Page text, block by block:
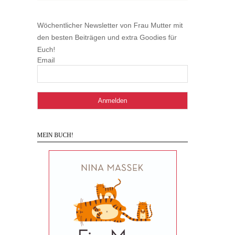
Wöchentlicher Newsletter von Frau Mutter mit
den besten Beiträgen und extra Goodies für
Euch!
Email
MEIN BUCH!